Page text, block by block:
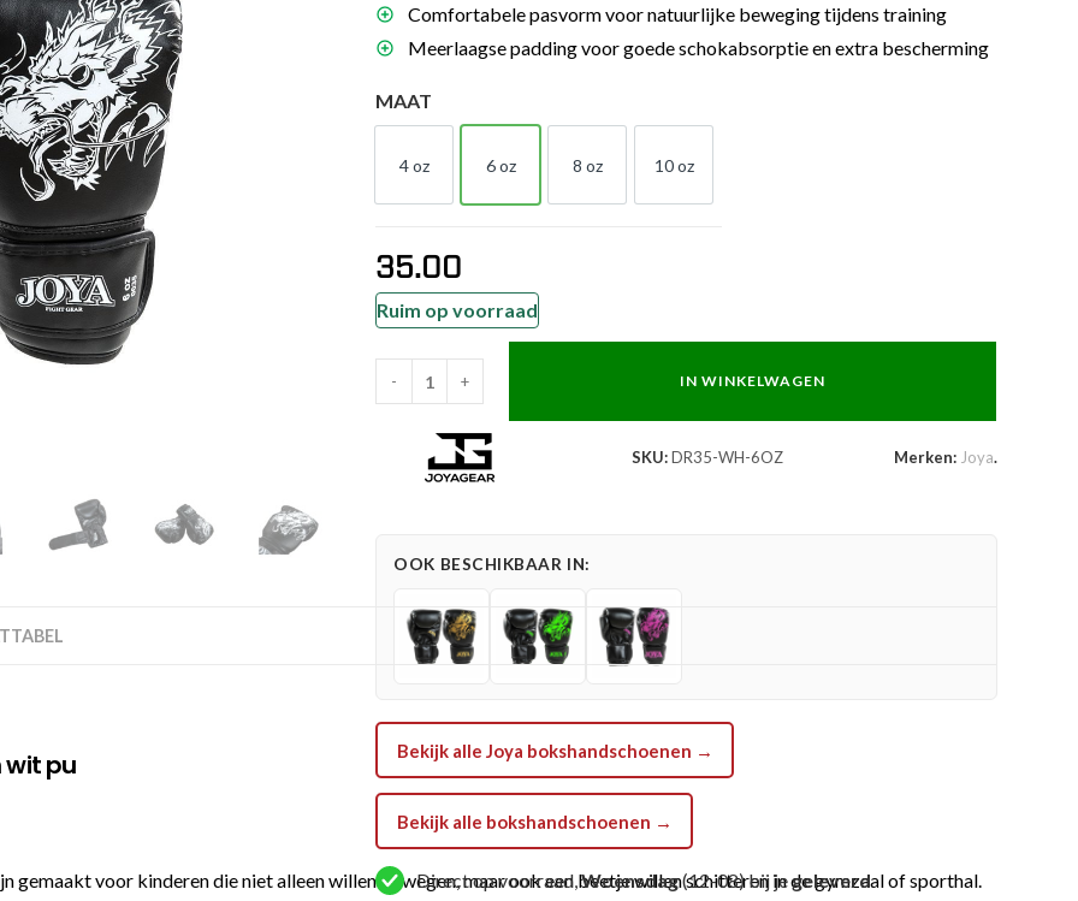
en pads
Comfortabele pasvorm voor natuurlijke beweging tijdens training
Meerlaagse padding voor goede schokabsorptie en extra bescherming
MAAT
4 oz
4 OZ
6 oz
6 OZ
8 oz
8 OZ
10 oz
10 OZ
35.00
Ruim op voorraad
Bokshandschoenen
Dragon
aantal
- + IN WINKELWAGEN
SKU:DR35-WH-6OZ Merken: Joya.
OOK BESCHIKBAAR IN:
Bekijk alle Joya bokshandschoenen →
Bekijk alle bokshandschoenen →
Direct op voorraad,Woensdag(12-08) bij jegeleverd
pu
gemaakt voor kinderen die niet alleen willen bewegen, maar ook een beetje willen schitteren in de gymzaal of sporthal.